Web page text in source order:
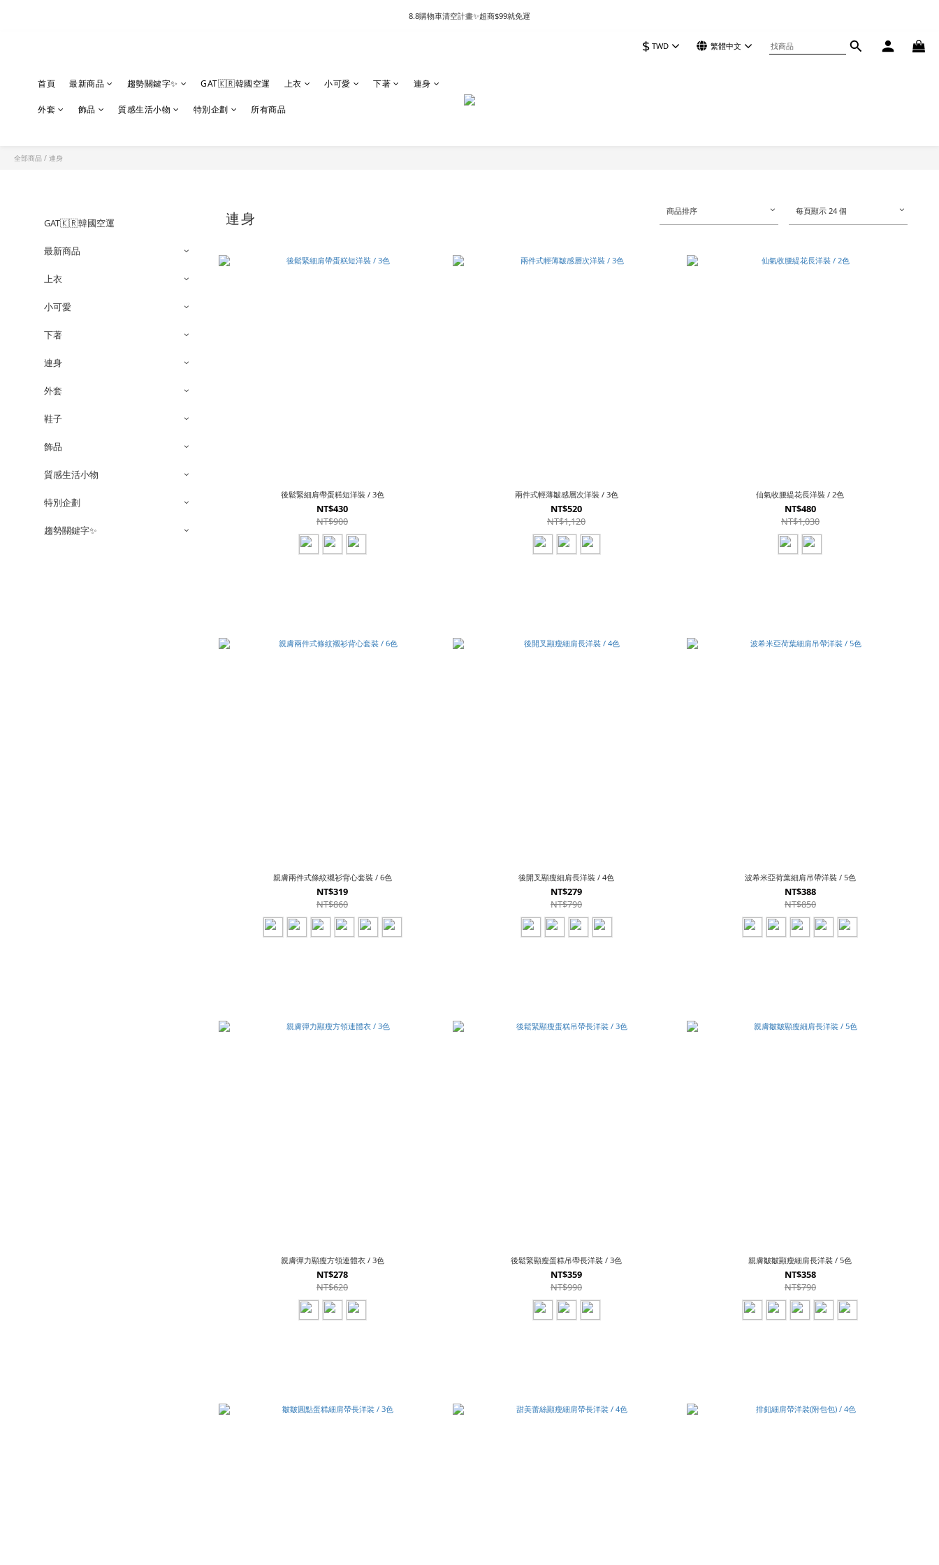
8.8購物車清空計畫✨超商$99就免運
$ TWD 繁體中文
首頁 最新商品 趨勢關鍵字✨ GAT🇰🇷韓國空運 上衣 小可愛 下著 連身
外套 飾品 質感生活小物 特別企劃 所有商品
全部商品 / 連身
GAT🇰🇷韓國空運
最新商品
上衣
小可愛
下著
連身
外套
鞋子
飾品
質感生活小物
特別企劃
趨勢關鍵字✨
連身 商品排序 每頁顯示 24 個
後鬆緊細肩帶蛋糕短洋裝 / 3色
NT$430
NT$900
兩件式輕薄皺感層次洋裝 / 3色
NT$520
NT$1,120
仙氣收腰緹花長洋裝 / 2色
NT$480
NT$1,030
親膚兩件式條紋襯衫背心套裝 / 6色
NT$319
NT$860
後開叉顯瘦細肩長洋裝 / 4色
NT$279
NT$790
波希米亞荷葉細肩吊帶洋裝 / 5色
NT$388
NT$850
親膚彈力顯瘦方領連體衣 / 3色
NT$278
NT$620
後鬆緊顯瘦蛋糕吊帶長洋裝 / 3色
NT$359
NT$990
親膚皺皺顯瘦細肩長洋裝 / 5色
NT$358
NT$790